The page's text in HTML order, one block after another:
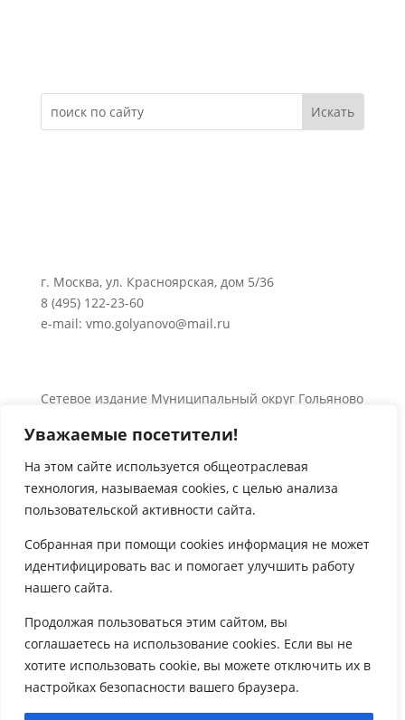
Уважаемые посетители!
На этом сайте используется общеотраслевая
технология, называемая cookies, с целью анализа
пользовательской активности сайта.
Собранная при помощи cookies информация не может
идентифицировать вас и помогает улучшить работу
нашего сайта.
Продолжая пользоваться этим сайтом, вы
соглашаетесь на использование cookies. Если вы не
хотите использовать cookie, вы можете отключить их в
настройках безопасности вашего браузера.
г. Москва, ул. Красноярская, дом 5/36
8 (495) 122-23-60
e-mail: vmo.golyanovo@mail.ru
Сетевое издание Муниципальный округ Гольяново
Об использовании информации сайта.
© 2024 Все права защищены.

